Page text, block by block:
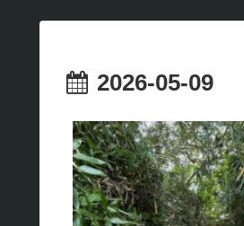
2026-05-09